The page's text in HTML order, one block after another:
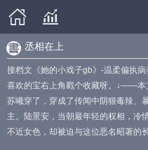
丞相在上
接档文《她的小戏子gb》-温柔偏执
喜欢的宝右上角戳个收藏呀。↓——
苏曦穿了，穿成了传闻中阴狠毒辣、
主。陆景安，当朝最年轻的权相，冷
不近女色，却被迫与这位恶名昭著的